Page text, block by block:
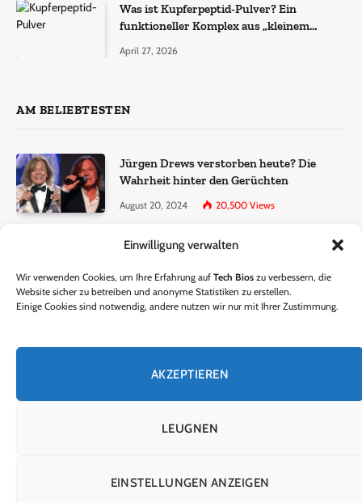
Einwilligung verwalten
Wir verwenden Cookies, um Ihre Erfahrung auf Tech Bios zu verbessern, die
Website sicher zu betreiben und anonyme Statistiken zu erstellen.
Einige Cookies sind notwendig, andere nutzen wir nur mit Ihrer Zustimmung.
AKZEPTIEREN
LEUGNEN
EINSTELLUNGEN ANZEIGEN
Was ist Kupferpeptid-Pulver? Ein
funktioneller Komplex aus „kleinem
April 27, 2026
AM BELIEBTESTEN
Jürgen Drews verstorben heute? Die
Wahrheit hinter den Gerüchten
August 20, 2024 20,500 Views
Ralf Dammasch Traueranzeige:
June 26, 2024 13,286Views
hinter den Gerüchten
October 5, 2024 9,301
HEIM ÜBER UNS
KONTAKTIERE UNS